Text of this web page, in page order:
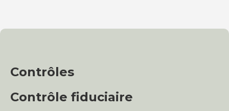
Contrôles
Contrôle fiduciaire